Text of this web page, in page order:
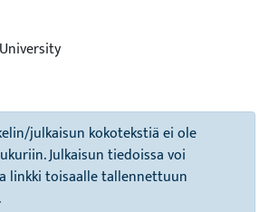
julkaisun kokotekstiä ei ole
Julkaisun tiedoissa voi
linkki toisaalle tallennettuun